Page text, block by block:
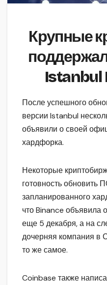
Крупные
Istanbul
После успешного
версии Istanbul
объявили о своей
хардфорка.
Некоторые
готовность обновить
запланированного
что Binance объявила
еще 5 декабря, а на
дочерняя компания в
то же самое.
Coinbase также